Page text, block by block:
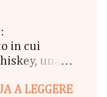
in cui
una
avverse?
A LEGGERE